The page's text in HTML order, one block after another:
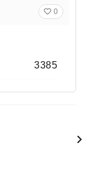
0
3385